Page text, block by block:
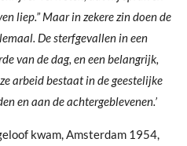
liep.” Maar in zekere zin doen de
De sterfgevallen in een
van de dag, en een belangrijk,
arbeid bestaat in de geestelijke
en aan de achtergeblevenen.’
kwam, Amsterdam 1954,